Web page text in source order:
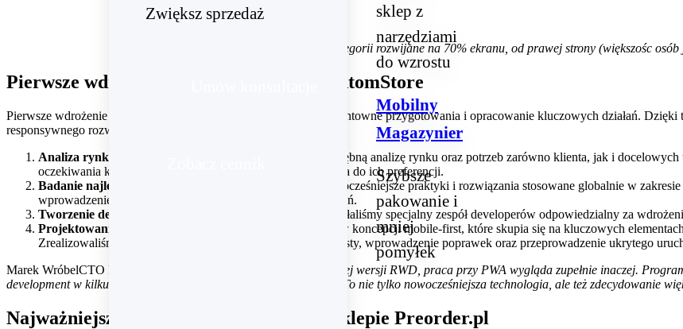
Zwiększ sprzedaż
sklep z
narzędziami
do wzrostu
Mobilny
Magazynier
Szybsze
pakowanie i
mniej
pomyłek
Menu kategorii rozwijane na 70% ekranu, od prawej strony (większośc
Pierwsze wdrożenie PWA na platformie AtomStore
Pierwsze wdrożenie PWA na platformie AtomStore poprzedziły gruntowne przygotowania i opracowanie kluczowych działań.
responsywnego rozwiązania PWA dla Preorder.pl.
Analiza rynku i potrzeb klientów.
Przeprowadziliśmy dogłębną analizę rynku oraz potrzeb zarówno klienta, jak i
oczekiwania końcowych odbiorców i dopasować rozwiązania do ich preferencji.
Badanie najlepszych praktyk
. Przeanalizowaliśmy najnowocześniejsze praktyki i rozwiązania stosowane globalnie w
wprowadzenie najnowczoeśniejszych i skutecznych rozwiązań.
Tworzenie dedykowanego zespołu developerskiego.
Powołaliśmy specjalny zespół developerów odpowiedzialny za
Projektowanie UX i UI
. Opracowaliśmy nowoczesne UX w koncepcji mobile-first, które skupia się na kluczowych
Zrealizowaliśmy wdrożenie interfejsu użytkownika, w tym testy, wprowadzenie poprawek oraz przeprowadzenie ukrytego
Marek WróbelCTO Preorder
W porównaniu do wdrożeń w klasycznej wersji RWD, praca przy PWA wygląda zupełnie inaczej.
development w kilku zespołach i bez problemu scalać efekty pracy. To nie tylko nowocześniejsza technologia, ale też zdecydowanie
Najważniejsze funkcje i elementy UX w sklepie Preorder.pl